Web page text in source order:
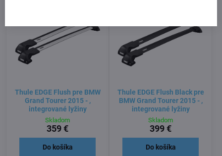
Thule EDGE Flush pre BMW
Grand Tourer 2015 - ,
integrované lyžiny
Skladom
359 €
Do košíka
Thule EDGE Flush Black pre
BMW Grand Tourer 2015 - ,
integrované lyžiny
Skladom
399 €
Do košíka